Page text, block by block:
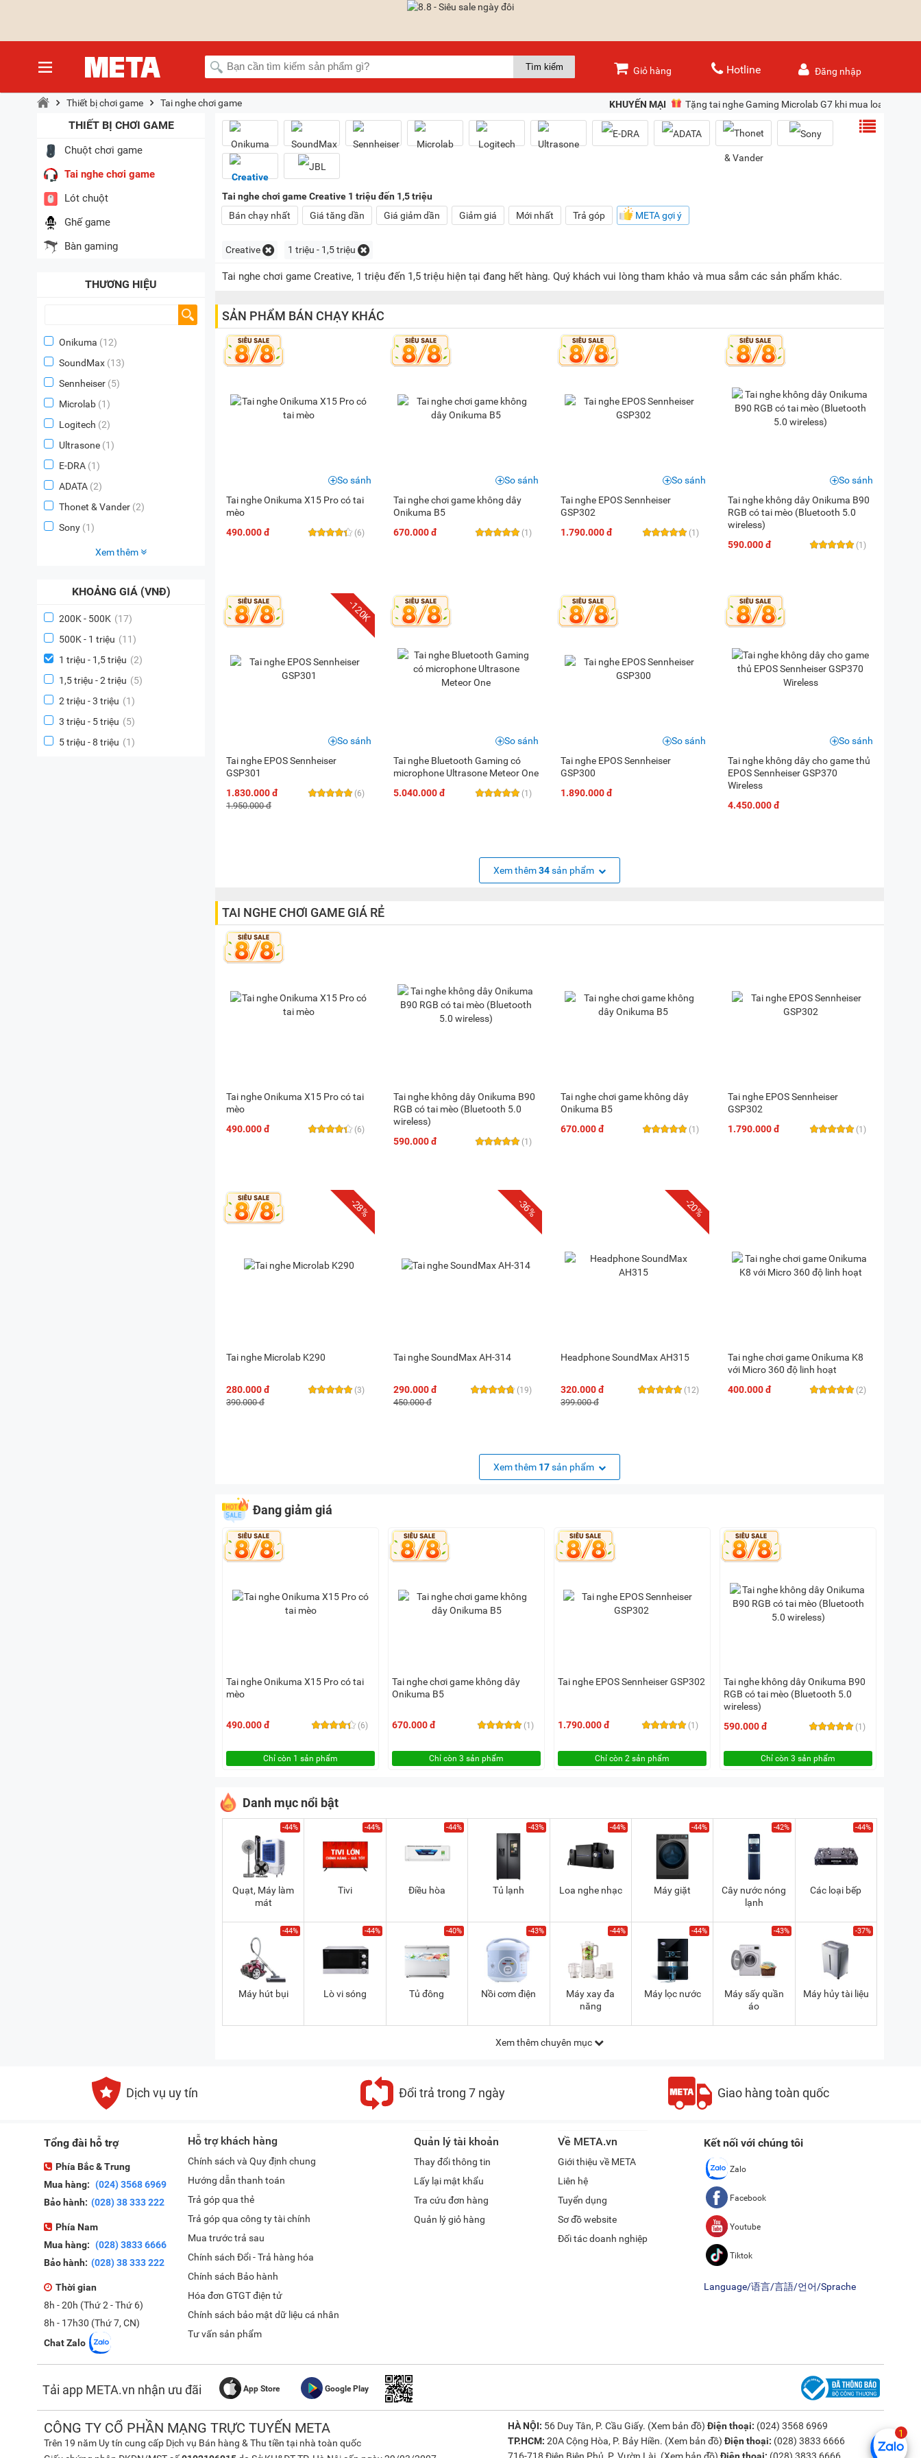
Đăng nhập
Giỏ hàng Hotline
KHUYẾN MẠI Tặng tai nghe Gaming Microlab G7 khi mua loa Denon
Thiết bị chơi game Tai nghe chơi game
THIẾT BỊ CHƠI GAME
Chuột chơi game
Tai nghe chơi game
Lót chuột
Ghế game
Bàn gaming
THƯƠNG HIỆU
Onikuma (12)
SoundMax (13)
Sennheiser (5)
Microlab (1)
Logitech (2)
Ultrasone (1)
E-DRA (1)
ADATA (2)
Thonet & Vander (2)
Sony (1)
Xem thêm
KHOẢNG GIÁ (VNĐ)
200K - 500K (17)
500K - 1 triệu (11)
1 triệu - 1,5 triệu (2)
1,5 triệu - 2 triệu (5)
2 triệu - 3 triệu (1)
3 triệu - 5 triệu (5)
5 triệu - 8 triệu (1)
Tai nghe chơi game Creative 1 triệu đến 1,5 triệu
Bán chạy nhất
Giá tăng dần Giá giảm dần Giảm giá Mới nhất Trả góp META gợi ý
Creative 1 triệu - 1,5 triệu
Tai nghe chơi game Creative, 1 triệu đến 1,5 triệu hiện tại đang hết hàng. Quý khách vui lòng tham khảo và mua sắm các sản phẩm khác.
SẢN PHẨM BÁN CHẠY KHÁC
Tai nghe Onikuma X15 Pro có tai
mèo
(6)
490.000 đ
So sánh
Tai nghe chơi game không dây
Onikuma B5
(1)
670.000 đ
So sánh
Tai nghe EPOS Sennheiser
GSP302
(1)
1.790.000 đ
So sánh
Tai nghe không dây Onikuma B90
RGB có tai mèo (Bluetooth 5.0
wireless)
(1)
590.000 đ
So sánh
-120K
Tai nghe EPOS Sennheiser
GSP301
(6)
1.830.000 đ
1.950.000 đ
So sánh
Tai nghe Bluetooth Gaming có
microphone Ultrasone Meteor One
(1)
5.040.000 đ
So sánh
Tai nghe EPOS Sennheiser
GSP300
1.890.000 đ
So sánh
Tai nghe không dây cho game thủ
EPOS Sennheiser GSP370
Wireless
4.450.000 đ
So sánh
Xem thêm34sản phẩm
TAI NGHE CHƠI GAME GIÁ RẺ
Tai nghe Onikuma X15 Pro có tai
mèo
(6)
490.000 đ
Tai nghe không dây Onikuma B90
RGB có tai mèo (Bluetooth 5.0
wireless)
(1)
590.000 đ
Tai nghe chơi game không dây
Onikuma B5
(1)
670.000 đ
Tai nghe EPOS Sennheiser
GSP302
(1)
1.790.000 đ
-28%
Tai nghe Microlab K290
(3)
280.000 đ
390.000 đ
-36%
Tai nghe SoundMax AH-314
(19)
290.000 đ
450.000 đ
-20%
Headphone SoundMax AH315
(12)
320.000 đ
399.000 đ
Tai nghe chơi game Onikuma K8
với Micro 360 độ linh hoạt
(2)
400.000 đ
Xem thêm 17sản phẩm
Đang giảm giá
Tai nghe Onikuma X15 Pro có tai
mèo
(6)
490.000 đ
Chỉ còn 1 sản phẩm
Tai nghe chơi game không dây
Onikuma B5
(1)
670.000 đ
Chỉ còn 3 sản phẩm
Tai nghe EPOS Sennheiser GSP302
(1)
1.790.000 đ
Chỉ còn 2 sản phẩm
Tai nghe không dây Onikuma B90
RGB có tai mèo (Bluetooth 5.0
wireless)
(1)
590.000 đ
Chỉ còn 3 sản phẩm
Danh mục nổi bật
-44%
Quạt, Máy làm
mát
-44%
Tivi
-44%
Điều hòa
-43%
Tủ lạnh
-44%
Loa nghe nhạc
-44%
Máy giặt
-42%
Cây nước nóng
lạnh
-44%
Các loại bếp
-44%
Máy hút bụi
-44%
Lò vi sóng
-40%
Tủ đông
-43%
Nồi cơm điện
-44%
Máy xay đa
năng
-44%
Máy lọc nước
-43%
Máy sấy quần
áo
-37%
Máy hủy tài liệu
Xem thêm chuyên mục
Dịch vụ uy tín Đổi trả trong 7 ngày Giao hàng toàn quốc
Tổng đài hỗ trợ
Phía Bắc & Trung
Mua hàng: (024) 3568 6969
Bảo hành: (028) 38 333 222
Phía Nam
Mua hàng: (028) 3833 6666
Bảo hành: (028) 38 333 222
Thời gian
8h - 20h (Thứ 2 - Thứ 6)
8h - 17h30 (Thứ 7, CN)
Chat Zalo
Kết nối với chúng tôi
Zalo
Facebook
Youtube
Tiktok
Tải app META.vn nhận ưu đãi App Store Google Play
Language/语言/言語/언어/Sprache
CÔNG TY CỔ PHẦN MẠNG TRỰC TUYẾN META
Trên 19 năm Uy tín cung cấp Dịch vụ Bán hàng & Thu tiền tại nhà toàn quốc
HÀ NỘI: 56 Duy Tân, P. Cầu Giấy. (Xem bản đồ) Điện thoại: (024) 3568 6969
TP.HCM: 20A Cộng Hòa, P. Bảy Hiền. (Xem bản đồ) Điện thoại: (028) 3833 6666
Hỗ trợ khách hàng
Chính sách và Quy định chung
Hướng dẫn thanh toán
Trả góp qua thẻ
Trả góp qua công ty tài chính
Mua trước trả sau
Chính sách Đổi - Trả hàng hóa
Chính sách Bảo hành
Hóa đơn GTGT điện tử
Chính sách bảo mật dữ liệu cá nhân
Tư vấn sản phẩm
Quản lý tài khoản
Thay đổi thông tin
Lấy lại mật khẩu
Tra cứu đơn hàng
Quản lý giỏ hàng
Về META.vn
Giới thiệu về META
Liên hệ
Tuyển dụng
Sơ đồ website
Đối tác doanh nghiệp